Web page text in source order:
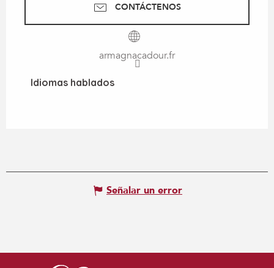
CONTÁCTENOS
armagnacadour.fr
Idiomas hablados
Idiomas hablados
Señalar un error